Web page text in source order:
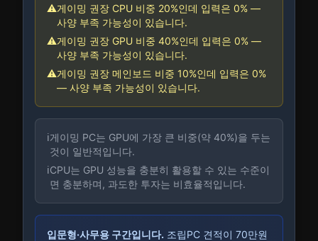
⚠️게이밍 권장 CPU 비중 20%인데 입력은 0% —
사양 부족 가능성이 있습니다.
⚠️게이밍 권장 GPU 비중 40%인데 입력은 0% —
사양 부족 가능성이 있습니다.
⚠️게이밍 권장 메인보드 비중 10%인데 입력은 0%
— 사양 부족 가능성이 있습니다.
ℹ️게이밍 PC는 GPU에 가장 큰 비중(약 40%)을 두는
것이 일반적입니다.
ℹ️CPU는 GPU 성능을 충분히 활용할 수 있는 수준이
면 충분하며, 과도한 투자는 비효율적입니다.
입문형·사무용 구간입니다. 조립PC 견적이 70만원